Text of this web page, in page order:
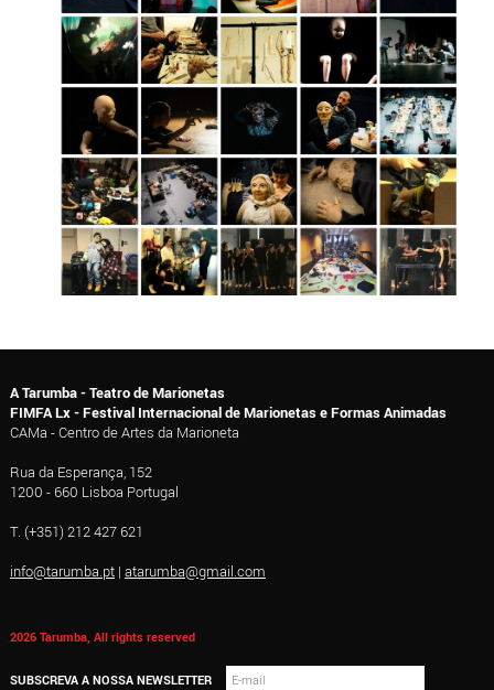
A Tarumba - Teatro de Marionetas
FIMFA Lx - Festival Internacional de Marionetas e Formas Animadas
CAMa - Centro de Artes da Marioneta
Rua da Esperança, 152
1200 - 660 Lisboa Portugal
T. (+351) 212 427 621
info@tarumba.pt| atarumba@gmail.com
2026 Tarumba, All rights reserved
SUBSCREVA A NOSSA NEWSLETTER